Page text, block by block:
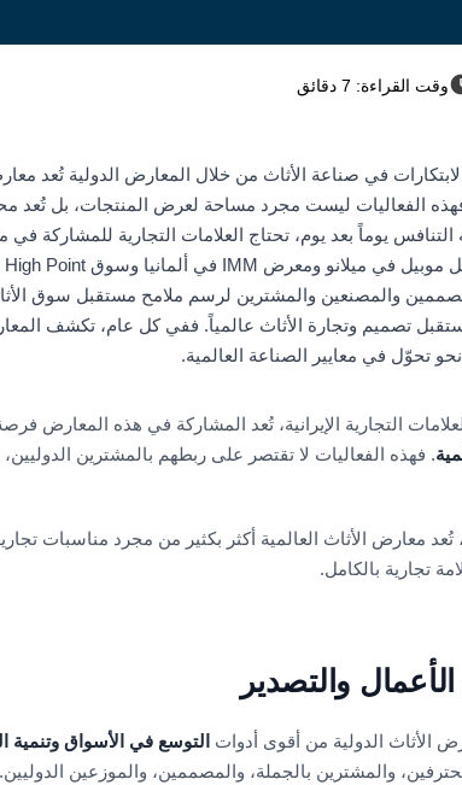
وقت القراءة: 7 دقائق
في صناعة الأثاث من خلال المعارض الدولية تُعد
فهذه الفعاليات ليست مجرد مساحة لعرض المنتجات، بل تُعد
التنافس يوماً بعد يوم، تحتاج العلامات التجارية
والمصنعين والمشترين لرسم ملامح مستقبل سوق
تصميم وتجارة الأثاث عالمياً. ففي كل عام، تكشف
تحوّل في معايير الصناعة العالمية.
التجارية الإيرانية، تُعد المشاركة في هذه المعارض
. فهذه الفعاليات لا تقتصر على ربطهم بالمشترين
تُعد معارض الأثاث العالمية أكثر بكثير من مجرد مناسبات
تجارية بالكامل.
والتصدير
الأثاث الدولية من أقوى أدوات التوسع في الأسواق وتنمية
والمشترين بالجملة، والمصممين، والموزعين